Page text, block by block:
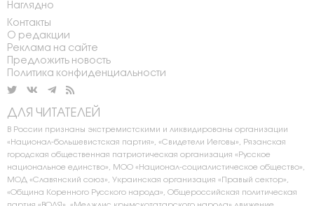
Наглядно
Контакты
О редакции
Реклама на сайте
Предложить новость
Политика конфиденциальности
ДЛЯ ЧИТАТЕЛЕЙ
В России признаны экстремистскими и ликвидированы организации
«Национал-большевистская партия», «Свидетели Иеговы», Рязанская
городская общественная патриотическая организация «Русское
национальное единство», МОО «Национал-социалистическое общество»,
МОД «Славянский союз», Украинская организация «Правый сектор»,
«Община Коренного Русского народа», Общероссийская политическая